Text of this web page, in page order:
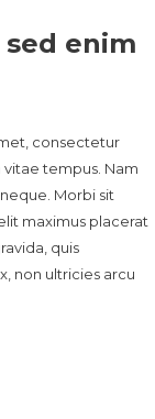
enim
consectetur
vitae tempus. Nam
Morbi sit
maximus placerat
quis
non ultricies arcu